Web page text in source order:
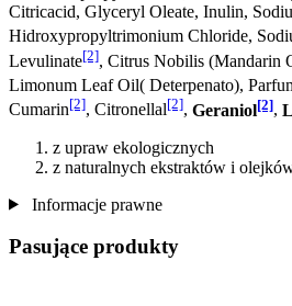
Citricacid, Glyceryl Oleate, Inulin,
Hidroxypropyltrimonium Chloride,
Levulinate[2], Citrus Nobilis (Mandarin
Limonum Leaf Oil( Deterpenato),
Cumarin[2], Citronellal[2], Geraniol[2],
z upraw ekologicznych
z naturalnych ekstraktów i
Informacje prawne
Pasujące produkty